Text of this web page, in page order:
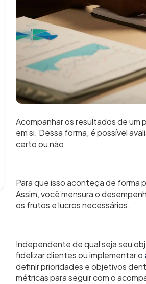
Acompanhar os resultados de
em si. Dessa forma, é possível
certo ou não.
Para que isso aconteça de forma
Assim, você mensura o
os frutos e lucros necessários.
Independente de qual seja seu
fidelizar clientes ou implementar o
definir prioridades e objetivos
métricas para seguir com o